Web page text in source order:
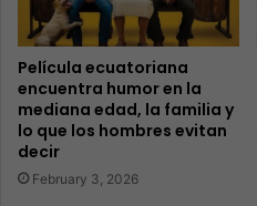
Película ecuatoriana
encuentra humor en la
mediana edad, la familia y
lo que los hombres evitan
decir
February 3, 2026